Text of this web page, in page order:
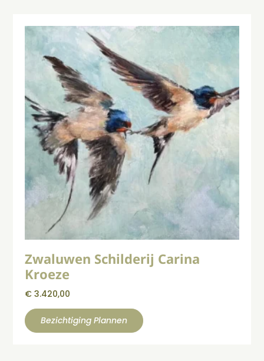
Zwaluwen Schilderij Carina
Kroeze
€ 3.420,00
Bezichtiging Plannen